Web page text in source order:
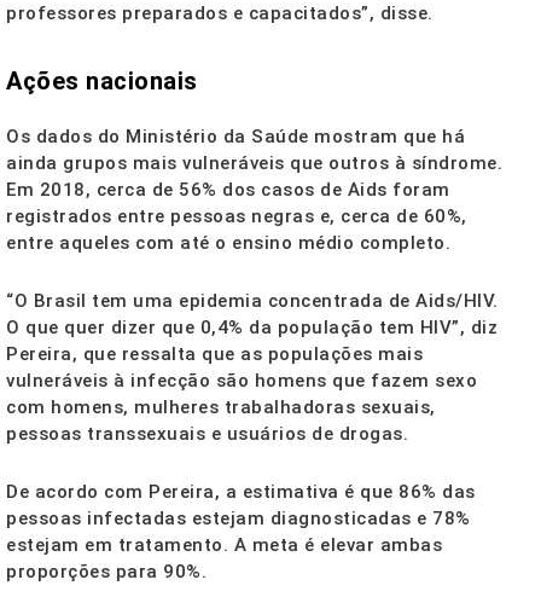
professores preparados e capacitados”, disse.
Ações nacionais
Os dados do Ministério da Saúde mostram que há
ainda grupos mais vulneráveis que outros à síndrome.
Em 2018, cerca de 56% dos casos de Aids foram
registrados entre pessoas negras e, cerca de 60%,
entre aqueles com até o ensino médio completo.
“O Brasil tem uma epidemia concentrada de Aids/HIV.
O que quer dizer que 0,4% da população tem HIV”, diz
Pereira, que ressalta que as populações mais
vulneráveis à infecção são homens que fazem sexo
com homens, mulheres trabalhadoras sexuais,
pessoas transsexuais e usuários de drogas.
De acordo com Pereira, a estimativa é que 86% das
pessoas infectadas estejam diagnosticadas e 78%
estejam em tratamento. A meta é elevar ambas
proporções para 90%.